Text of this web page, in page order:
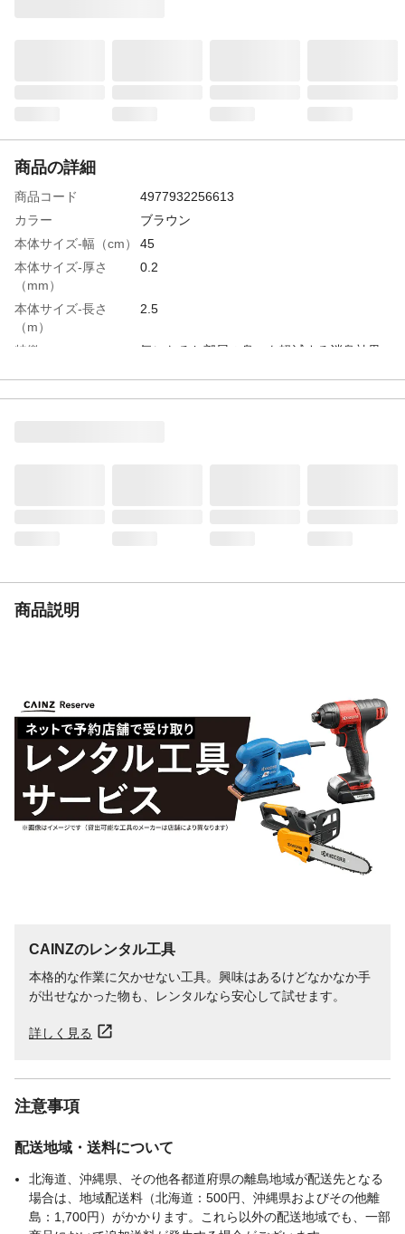
商品の詳細
商品コード
4977932256613
カラー
ブラウン
本体サイズ-幅（cm）
45
本体サイズ-厚さ
（mm）
0.2
本体サイズ-長さ
（m）
2.5
特徴
気になるお部屋の臭いを軽減する消臭効果
生産国
日本
重量
商品説明
CAINZのレンタル工具
本格的な作業に欠かせない工具。興味はあるけどなかなか手
が出せなかった物も、レンタルなら安心して試せます。
詳しく見る
注意事項
配送地域・送料について
北海道、沖縄県、その他各都道府県の離島地域が配送先となる
場合は、地域配送料（北海道：500円、沖縄県およびその他離
島：1,700円）がかかります。これら以外の配送地域でも、一部